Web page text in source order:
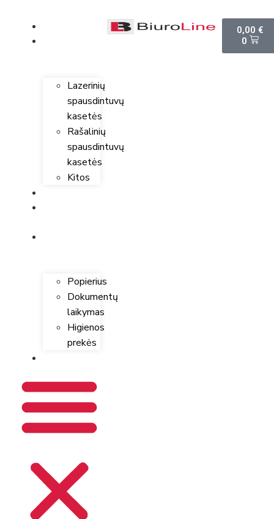
Lazerinių
spausdintuvų
kasetės
Rašalinių
spausdintuvų
kasetės
Kitos
Popierius
Dokumentų
laikymas
Higienos
prekės
0,00 €
0